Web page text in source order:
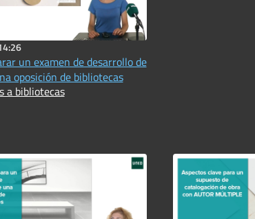
un examen de desarrollo de
oposición de bibliotecas
a bibliotecas